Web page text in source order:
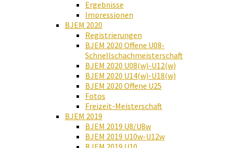
Ergebnisse
Impressionen
BJEM 2020
Registrierungen
BJEM 2020 Offene U08-
Schnellschachmeisterschaft
BJEM 2020 U08(w)-U12(w)
BJEM 2020 U14(w)-U18(w)
BJEM 2020 Offene U25
Fotos
Freizeit-Meisterschaft
BJEM 2019
BJEM 2019 U8/U8w
BJEM 2019 U10w-U12w